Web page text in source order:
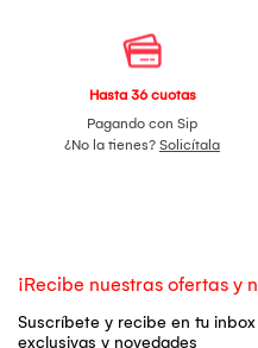
Hasta 36 cuotas
Pagando con Sip
¿No la tienes? Solicítala
¡Recibe nuestras ofertas y
Suscríbete y recibe en tu
exclusivas y novedades